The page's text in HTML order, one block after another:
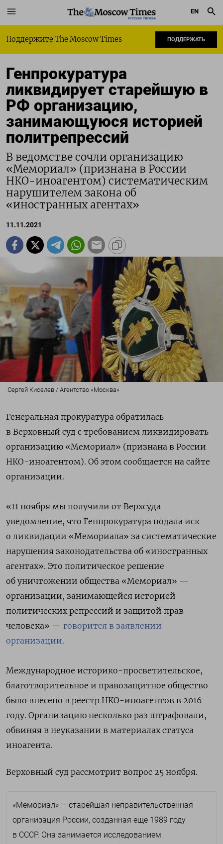
РУССКАЯ СЛУЖБА
EN
Поддержите The Moscow Times ПОДДЕРЖАТЬ
Генпрокуратура
ликвидирует старейшую в
РФ организацию,
занимающуюся историей
политрепрессий
В ведомстве сочли организацию
«Мемориал» (признана в России
НКО-иноагентом) систематическим
нарушителем закона об
«иностранных агентах»
11.11.2021
Сергей Киселев / Агентство «Москва»
Генеральная прокуратура обратилась
в Верховный суд с требованием ликвидировать
организацию «Мемориал» (признана в России
НКО-иноагентом). Об этом сообщается на сайте
организации.
«11 ноября мы получили от Верхсуда
уведомление, что Генпрокуратура подала иск
о ликвидации «Мемориала» за систематические
нарушения законодательства об «иностранных
агентах». Это политическое решение
об уничтожении общества «Мемориал» —
организации, занимающейся историей
политических репрессий и защитой прав
человека» — говорится в заявлении
организации.
Международное историко-просветительское,
благотворительное и правозащитное общество
было внесено в реестр НКО-иноагентов в 2016
году. Организацию несколько раз штрафовали,
обвиняя в неуказании в материалах статуса
иноагента.
Верховный суд рассмотрит вопрос 25 ноября.
«Мемориал» — старейшая неправительственная
организация России, созданная еще 1989 году
в СССР. Она занимается исследованием